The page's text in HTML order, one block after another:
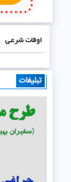
اوقات شرعی
تبلیغات